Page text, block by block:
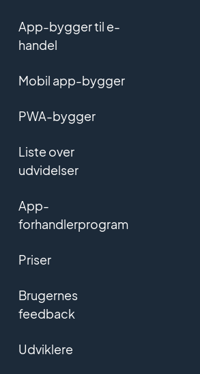
App-bygger til e-
handel
Mobil app-bygger
PWA-bygger
Liste over
udvidelser
App-
forhandlerprogram
Priser
Brugernes
feedback
Udviklere